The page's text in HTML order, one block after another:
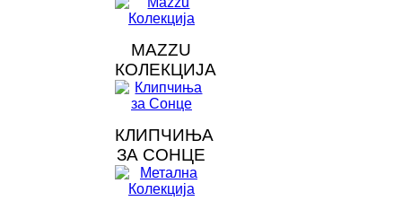
MAZZU
КОЛЕКЦИЈА
КЛИПЧИЊА
ЗА СОНЦЕ